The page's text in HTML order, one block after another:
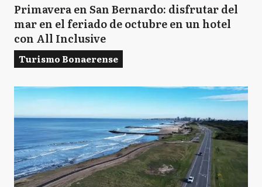
Primavera en San Bernardo: disfrutar del
mar en el feriado de octubre en un hotel
con All Inclusive
Turismo Bonaerense